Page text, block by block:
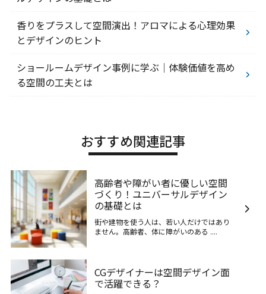
香りをプラスして空間演出！アロマによる心理効果
とデザインのヒント
ショールームデザイン事例に学ぶ｜体験価値を高め
る空間の工夫とは
おすすめ関連記事
高齢者や障がい者に優しい空間
づくり！ユニバーサルデザイン
の基礎とは
街や建物を使う人は、若い人だけではあり
ません。高齢者、体に障がいのある ....
CGデザイナーは空間デザイン面
で活躍できる？